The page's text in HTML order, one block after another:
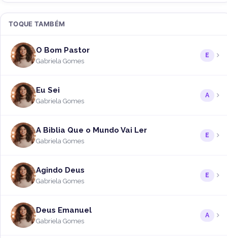
TOQUE TAMBÉM
O Bom Pastor
Gabriela Gomes
E
Eu Sei
Gabriela Gomes
A
A Biblia Que o Mundo Vai Ler
Gabriela Gomes
E
Agindo Deus
Gabriela Gomes
E
Deus Emanuel
Gabriela Gomes
A